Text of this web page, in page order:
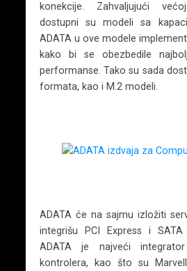
konekcije. Zahvaljujući
dostupni su modeli sa
ADATA u ove modele
kako bi se obezbedile
performanse. Tako su sada
formata, kao i M.2 modeli.
ADATA će na sajmu izložiti
integrišu PCI Express i SATA
ADATA je najveći
kontrolera, kao što su